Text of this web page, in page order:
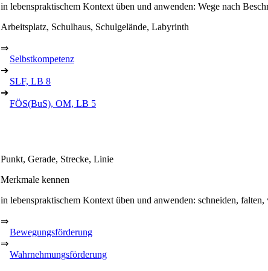
in lebenspraktischem Kontext üben und anwenden: Wege nach
Arbeitsplatz, Schulhaus, Schulgelände, Labyrinth
⇒
Selbstkompetenz
➔
SLF, LB 8
➔
FÖS(BuS), OM, LB 5
Punkt, Gerade, Strecke, Linie
Merkmale kennen
in lebenspraktischem Kontext üben und anwenden: schneiden,
⇒
Bewegungsförderung
⇒
Wahrnehmungsförderung